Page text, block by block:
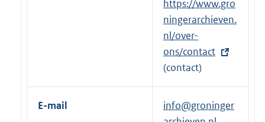
r
n
e
l
i
n
k
E
x
t
e
r
n
e
https://www.gro
ningerarchieven.
nl/over-
ons/contact
(contact)
E-mail
info@groninger